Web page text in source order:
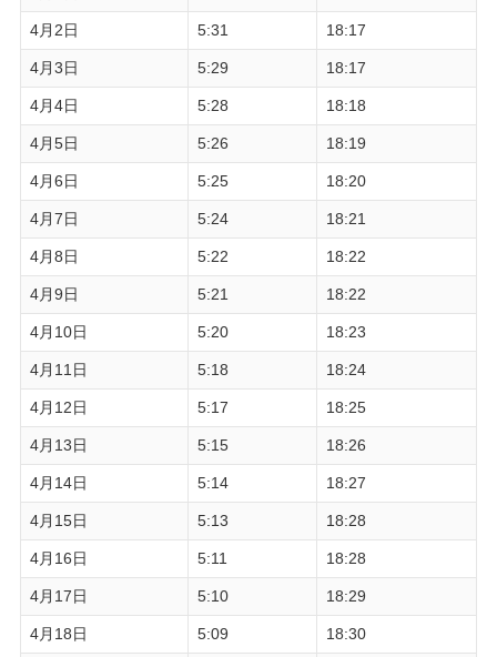
4月2日 5:31 18:17
4月3日 5:29 18:17
4月4日 5:28 18:18
4月5日 5:26 18:19
4月6日 5:25 18:20
4月7日 5:24 18:21
4月8日 5:22 18:22
4月9日 5:21 18:22
4月10日 5:20 18:23
4月11日 5:18 18:24
4月12日 5:17 18:25
4月13日 5:15 18:26
4月14日 5:14 18:27
4月15日 5:13 18:28
4月16日 5:11 18:28
4月17日 5:10 18:29
4月18日 5:09 18:30